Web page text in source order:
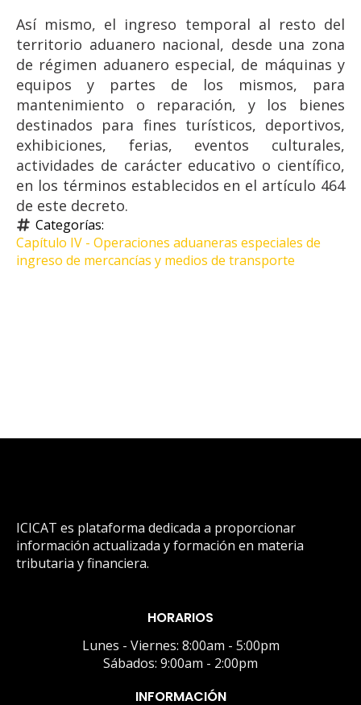
Así mismo, el ingreso temporal al resto del
territorio aduanero nacional, desde una zona
de régimen aduanero especial, de máquinas y
equipos y partes de los mismos, para
mantenimiento o reparación, y los bienes
destinados para fines turísticos, deportivos,
exhibiciones, ferias, eventos culturales,
actividades de carácter educativo o científico,
en los términos establecidos en el artículo 464
de este decreto.
Categorías:
Capítulo IV - Operaciones aduaneras especiales de
ingreso de mercancías y medios de transporte
ICICAT es plataforma dedicada a proporcionar
información actualizada y formación en materia
tributaria y financiera.
HORARIOS
Lunes - Viernes: 8:00am - 5:00pm
Sábados: 9:00am - 2:00pm
INFORMACIÓN